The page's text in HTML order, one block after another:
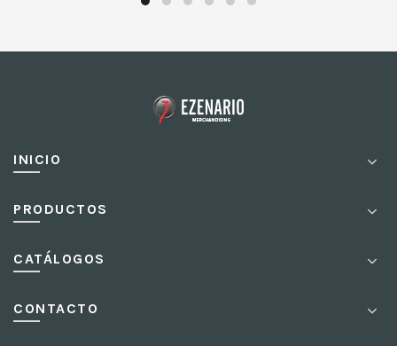
INICIO
PRODUCTOS
CATÁLOGOS
CONTACTO